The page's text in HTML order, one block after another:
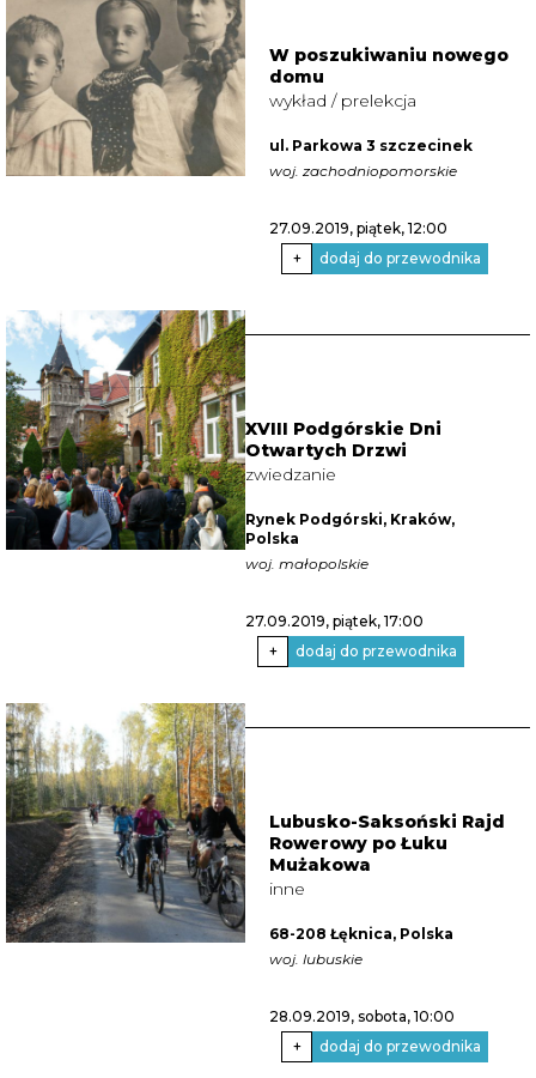
W poszukiwaniu nowego
domu
wykład / prelekcja
ul. Parkowa 3 szczecinek
woj. zachodniopomorskie
27.09.2019, piątek, 12:00
+
dodaj do przewodnika
XVIII Podgórskie Dni
Otwartych Drzwi
zwiedzanie
Rynek Podgórski, Kraków,
Polska
woj. małopolskie
27.09.2019, piątek, 17:00
+
dodaj do przewodnika
Lubusko-Saksoński Rajd
Rowerowy po Łuku
Mużakowa
inne
68-208 Łęknica, Polska
woj. lubuskie
28.09.2019, sobota, 10:00
+
dodaj do przewodnika